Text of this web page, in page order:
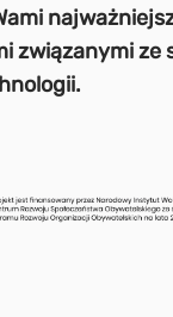
związanymi ze